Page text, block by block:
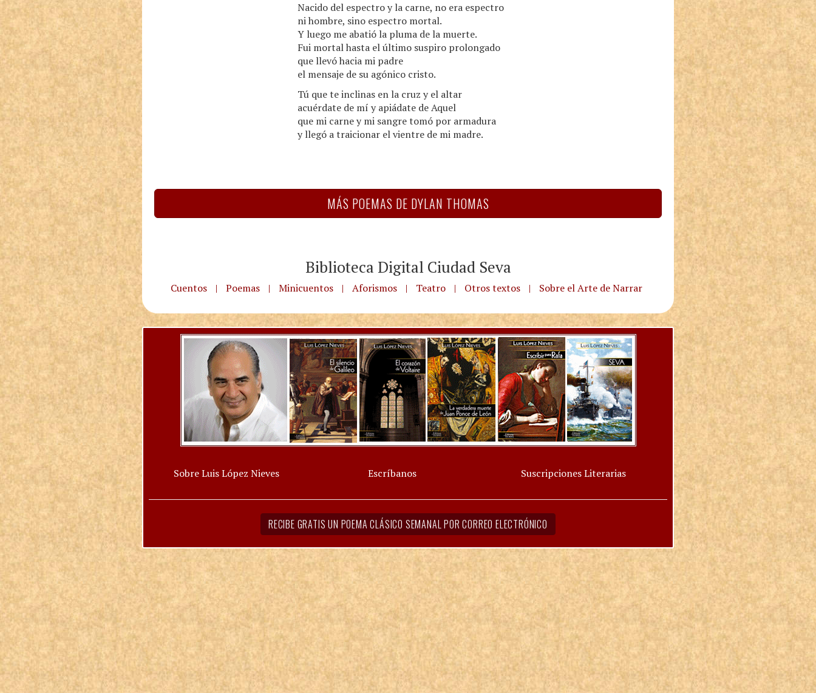
Nacido del espectro y la carne, no era espectro
ni hombre, sino espectro mortal.
Y luego me abatió la pluma de la muerte.
Fui mortal hasta el último suspiro prolongado
que llevó hacia mi padre
el mensaje de su agónico cristo.
Tú que te inclinas en la cruz y el altar
acuérdate de mí y apiádate de Aquel
que mi carne y mi sangre tomó por armadura
y llegó a traicionar el vientre de mi madre.
MÁS POEMAS DE DYLAN THOMAS
Biblioteca Digital Ciudad Seva
Cuentos | Poemas | Minicuentos | Aforismos | Teatro | Otros textos | Sobre el Arte de Narrar
Sobre Luis López Nieves Escríbanos Suscripciones Literarias
RECIBE GRATIS UN POEMA CLÁSICO SEMANAL POR CORREO ELECTRÓNICO